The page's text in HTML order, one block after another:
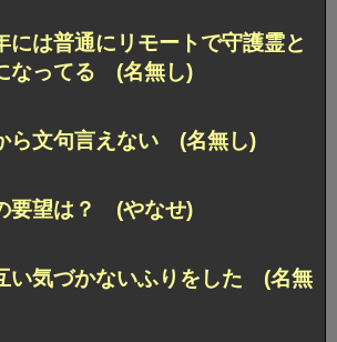
には普通にリモートで守護霊と
なってる (名無し)
ら文句言えない (名無し)
要望は？ (やなせ)
い気づかないふりをした (名無